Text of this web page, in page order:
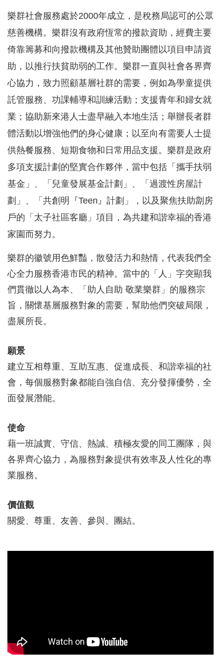
樂群社會服務處於2000年成立，是稅務局認可的公眾
慈善機構。樂群沒有政府恆常的撥款資助，經費主要
倚靠籌募和向撥款機構及其他贊助團體以項目申請資
助，以推行扶貧助弱的工作。樂群一直與社會各界齊
心協力，致力照顧基層社群的需要，例如為學童提供
託管服務、功課輔導和訓練活動；支援青年和婦女就
業；協助新來港人士盡早融入本地生活；舉辦長者群
體活動以增強他們的身心健康；以至向有需要人士提
供熱餐服務、短期食物和日常用品支援。樂群是政府
多項支援計劃的堅實合作夥伴，當中包括「攜手扶弱
基金」、「兒童發展基金計劃」、「過渡性房屋計
劃」、「共創明『Teen』計劃」，以及聚焦扶助劏房
戶的「太子社區客廳」項目，為共建和諧幸福的香港
家園而努力。
樂群的徽號用色鮮豔，散發活力和熱情，代表我們全
心全力服務香港市民的精神。當中的「人」字突顯我
們貫徹以人為本、「助人自助 敬業樂群」的服務宗
旨，關懷基層服務對象的需要，幫助他們突破局限，
盡展所長。
願景
建立互相尊重、互助互惠、促進成長、和諧幸福的社
會，每個服務對象都能自強自信、充分發揮優勢，全
面發展潛能。
使命
藉一班誠實、守信、熱誠、積極友愛的同工團隊，與
各界齊心協力，為服務對象提供有效率及人性化的專
業服務。
價值觀
關愛、尊重、友善、參與、團結。